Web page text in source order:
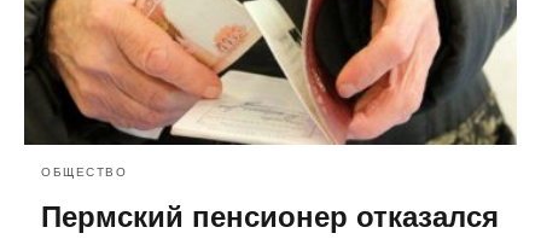
ОБЩЕСТВО
Пермский пенсионер отказался